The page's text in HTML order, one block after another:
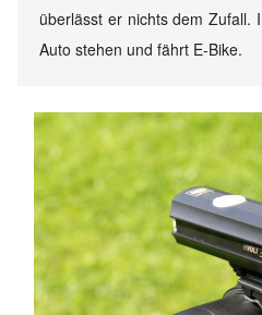
überlässt er nichts dem Zufall.
Auto stehen und fährt E-Bike.